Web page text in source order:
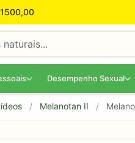
Desempenho Sexual
/ Melanotan II /